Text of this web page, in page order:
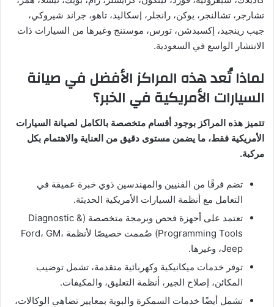
تشارجر، تشالنجر، يوكن، رانجلر، إسكاليد، تاهو، جراند شيروكي،
جيب رينجيد، إكسبدشن، تورس، موستنج وغيرها من السيارات ذات
الانتشار الواسع في السعودية.
لماذا تُعد هذه المراكز الأفضل في صيانة
السيارات الأمريكية في الخبر؟
تتميز هذه المراكز بوجود أقسام متخصصة بالكامل لصيانة السيارات
الأمريكية فقط، ما يضمن مستوى دقيق من العناية والاهتمام بكل
مركبة.
تضم فرقًا من الفنيين والمهندسين ذوي خبرة عميقة في
التعامل مع أنظمة السيارات الأمريكية الحديثة.
تعتمد على أجهزة فحص وبرمجة متخصصة (Diagnostic &
Programming Tools) صُممت خصيصًا لأنظمة Ford، GM،
Jeep، وغيرها.
توفر خدمات ميكانيكية وكهربائية متقدمة، تشمل توضيب
المكائن، إصلاح الجير، أنظمة التعليق، والمكيفات.
تشمل أيضًا خدمات السمكرة والبوية بمعايير تضاهي الوكالات،